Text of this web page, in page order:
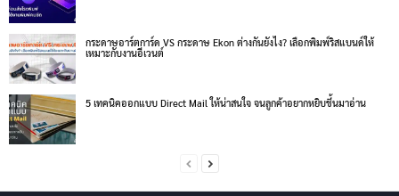
กระดาษอาร์ตการ์ด VS กระดาษ Ekon ต่างกันยังไง? เลือกพิมพ์ริสแบนด์ให้
เหมาะกับงานอีเวนต์
5 เทคนิคออกแบบ Direct Mail ให้น่าสนใจ จนลูกค้าอยากหยิบขึ้นมาอ่าน